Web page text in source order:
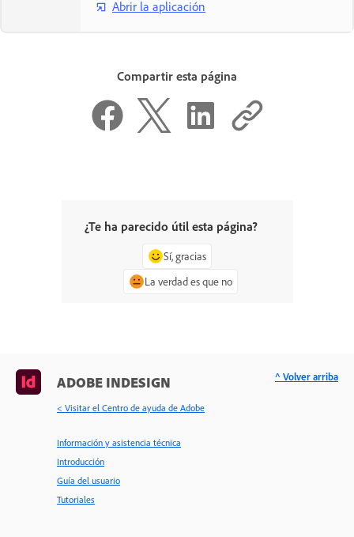
Abrir la aplicación
Compartir esta página
¿Te ha parecido útil esta página?
Sí, gracias
La verdad es que no
ADOBE INDESIGN
< Visitar el Centro de ayuda de Adobe
Información y asistencia técnica
Introducción
Guía del usuario
Tutoriales
^ Volver arriba